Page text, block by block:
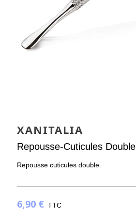
XANITALIA
Repousse-Cuticules Double
Repousse cuticules double.
6,90 € TTC